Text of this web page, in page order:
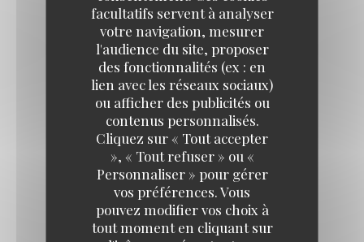
facultatifs servent à analyser
votre navigation, mesurer
l'audience du site, proposer
des fonctionnalités (ex : en
lien avec les réseaux sociaux)
ou afficher des publicités ou
contenus personnalisés.
Cliquez sur « Tout accepter
», « Tout refuser » ou «
Personnaliser » pour gérer
vos préférences. Vous
pouvez modifier vos choix à
tout moment en cliquant sur